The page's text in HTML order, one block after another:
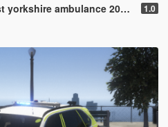
ambulance 2019 skin 1.0